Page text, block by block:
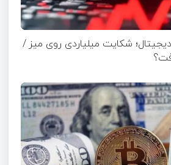
دیجیتال؛ شکایت میلیاردی روی میز /